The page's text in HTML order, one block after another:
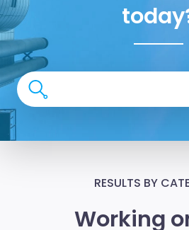
RESULTS BY
Working